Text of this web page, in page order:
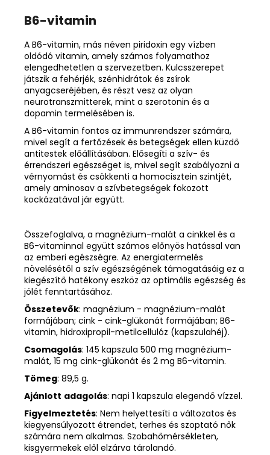
B6-vitamin
A B6-vitamin, más néven piridoxin egy vízben
oldódó vitamin, amely számos folyamathoz
elengedhetetlen a szervezetben. Kulcsszerepet
játszik a fehérjék, szénhidrátok és zsírok
anyagcseréjében, és részt vesz az olyan
neurotranszmitterek, mint a szerotonin és a
dopamin termelésében is.
A B6-vitamin fontos az immunrendszer számára,
mivel segít a fertőzések és betegségek ellen küzdő
antitestek előállításában. Elősegíti a szív- és
érrendszeri egészséget is, mivel segít szabályozni a
vérnyomást és csökkenti a homocisztein szintjét,
amely aminosav a szívbetegségek fokozott
kockázatával jár együtt.
Összefoglalva, a magnézium-malát a cinkkel és a
B6-vitaminnal együtt számos előnyös hatással van
az emberi egészségre. Az energiatermelés
növelésétől a szív egészségének támogatásáig ez a
kiegészítő hatékony eszköz az optimális egészség és
jólét fenntartásához.
Összetevők: magnézium - magnézium-malát
formájában; cink - cink-glükonát formájában; B6-
vitamin, hidroxipropil-metilcellulóz (kapszulahéj).
Csomagolás: 145 kapszula 500 mg magnézium-
malát, 15 mg cink-glükonát és 2 mg B6-vitamin.
Tömeg: 89,5 g.
Ajánlott adagolás: napi 1 kapszula elegendő vízzel.
Figyelmeztetés: Nem helyettesíti a változatos és
kiegyensúlyozott étrendet, terhes és szoptató nők
számára nem alkalmas. Szobahőmérsékleten,
kisgyermekek elől elzárva tárolandó.